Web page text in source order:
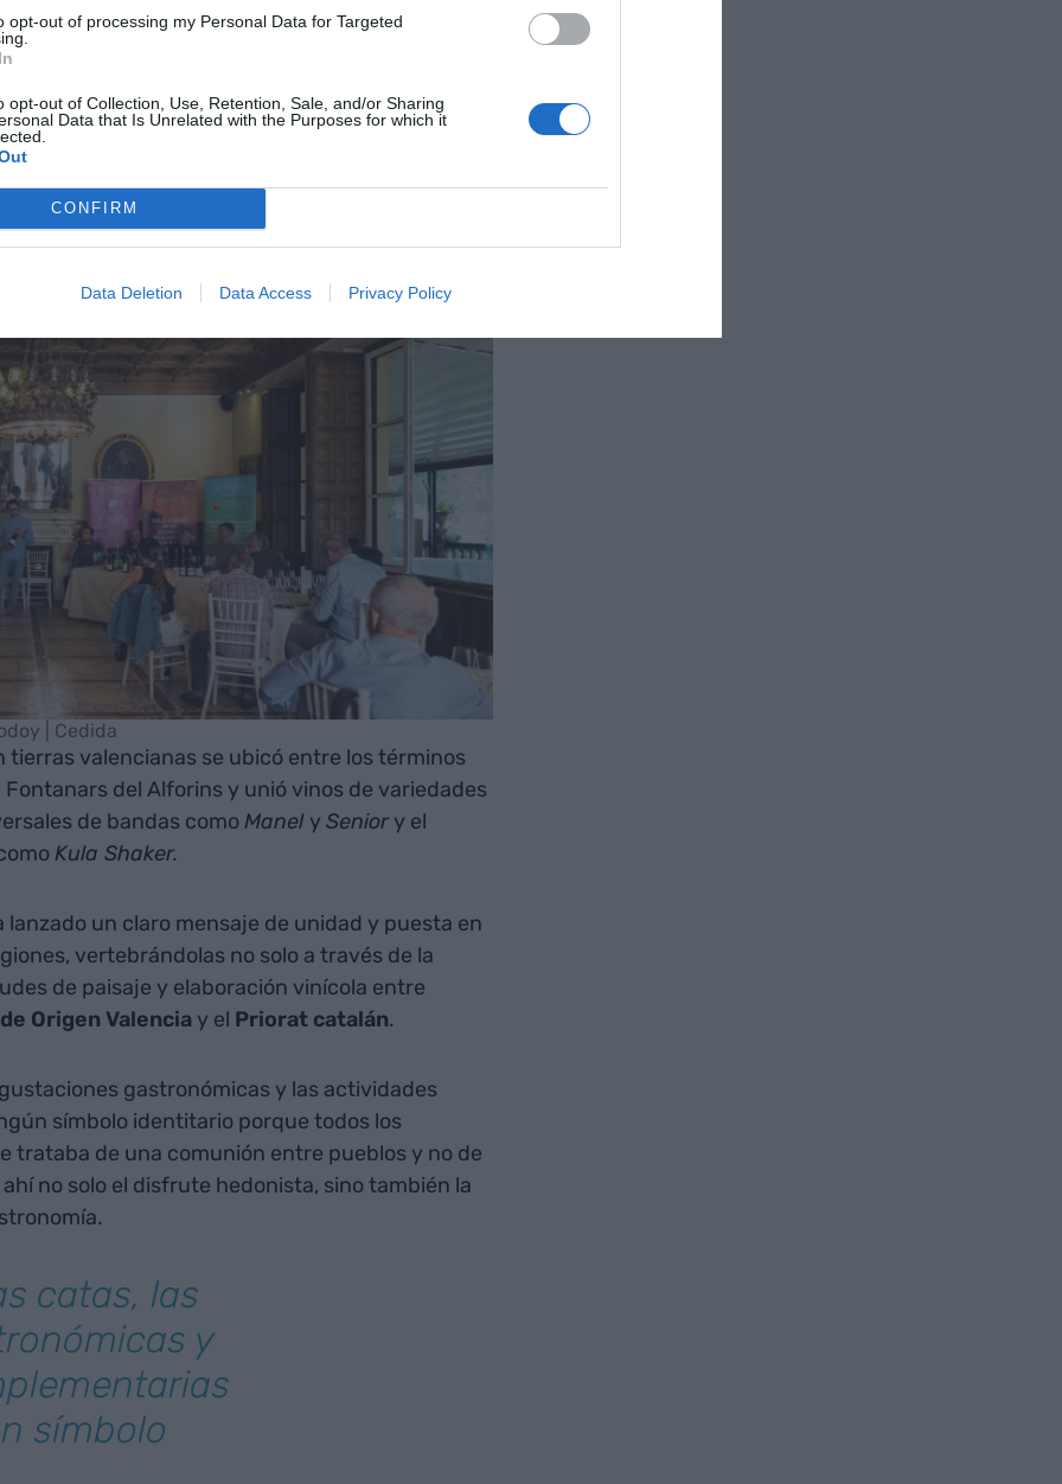
opt-out of processing my Personal Data for Targeted
opt-out of Collection, Use, Retention, Sale, and/or Sharing
Data that Is Unrelated with the Purposes for which it
CONFIRM
Data Deletion Data Access Privacy Policy
del entorno viene dada en medidas como
y los numerosos puntos escogidos
volumen y frecuencias), vasos reutilizables en
uso de productos de proximidad y
a través de mochilas vibratorias que permiten
| Cedida
tierras valencianas se ubicó entre los términos
del Alforins y unió vinos de variedades
de bandas comoManel y Seniory el
Kula Shaker.
un claro mensaje de unidad y puesta en
vertebrándolas no solo a través de la
de paisaje y elaboración vinícola entre
Origen Valencia y el Priorat catalán.
gastronómicas y las actividades
símbolo identitario porque todos los
trataba de una comunión entre pueblos y no de
no solo el disfrute hedonista, sino también la
catas, las
y
símbolo